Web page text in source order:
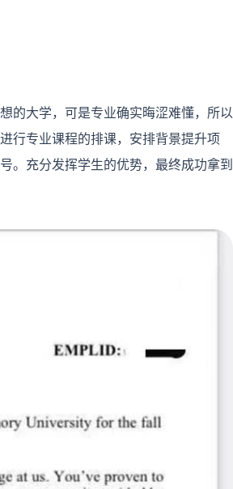
的大学，可是专业确实晦涩难懂，所以
行专业课程的排课，安排背景提升项
。充分发挥学生的优势，最终成功拿到